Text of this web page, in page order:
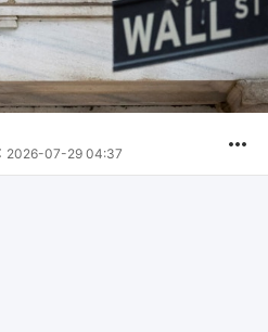
2026-07-29 04:37